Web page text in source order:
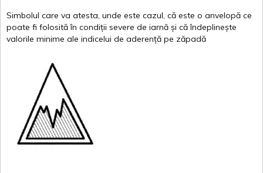
Simbolul care va atesta, unde este cazul, că este o anvelopă ce
poate fi folosită în condiții severe de iarnă și că îndeplinește
valorile minime ale indicelui de aderență pe zăpadă